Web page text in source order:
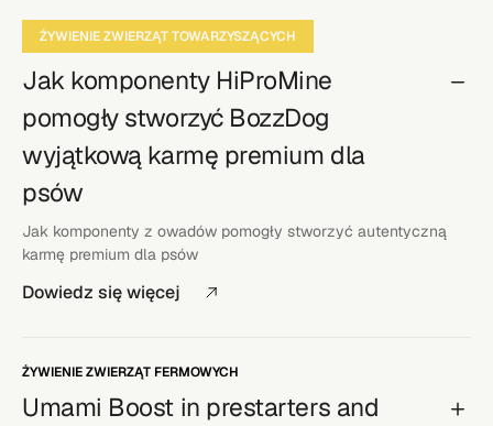
ŻYWIENIE ZWIERZĄT TOWARZYSZĄCYCH
Jak komponenty HiProMine
pomogły stworzyć BozzDog
wyjątkową karmę premium dla
psów
Jak komponenty z owadów pomogły stworzyć autentyczną
karmę premium dla psów
Dowiedz się więcej
ŻYWIENIE ZWIERZĄT FERMOWYCH
Umami Boost in prestarters and